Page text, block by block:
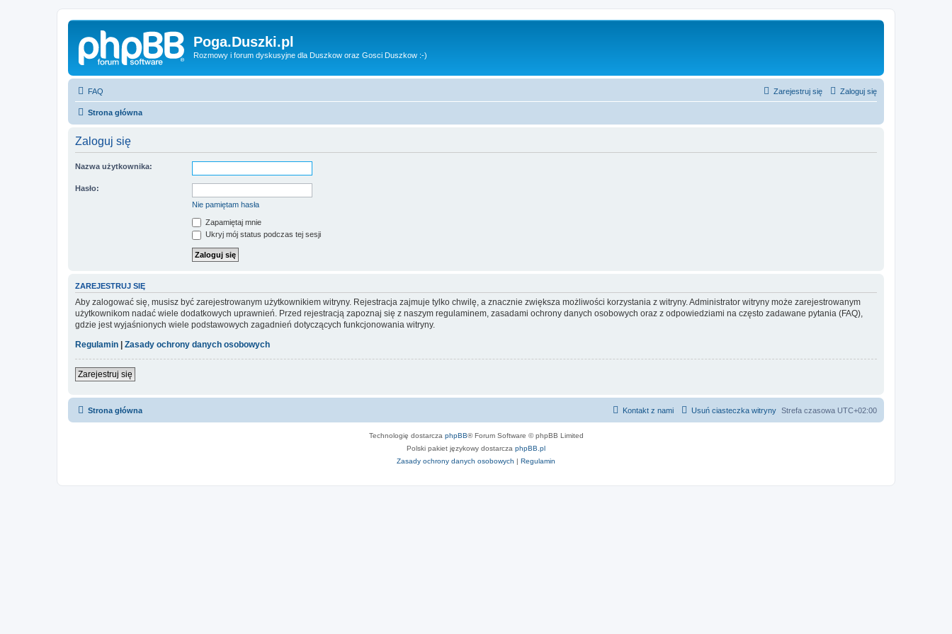
Poga.Duszki.pl
Rozmowy i forum dyskusyjne dla Duszkow oraz Gosci Duszkow :-)
FAQ Zaloguj się
Zarejestruj się
Strona główna
Zaloguj się
Nazwa użytkownika:
Hasło:
Nie pamiętam hasła
Zapamiętaj mnie
Ukryj mój status podczas tej sesji
ZAREJESTRUJ SIĘ
Aby zalogować się, musisz być zarejestrowanym użytkownikiem witryny. Rejestracja zajmuje tylko chwilę, a znacznie zwiększa możliwości korzystania z witryny. Administrator witryny może zarejestrowanym
użytkownikom nadać wiele dodatkowych uprawnień. Przed rejestracją zapoznaj się z naszym regulaminem, zasadami ochrony danych osobowych oraz z odpowiedziami na często zadawane pytania (FAQ),
gdzie jest wyjaśnionych wiele podstawowych zagadnień dotyczących funkcjonowania witryny.
Regulamin
Zasady ochrony danych osobowych
Zarejestruj się
Strona główna Strefa czasowa UTC+02:00
Usuń ciasteczka witryny
Kontakt z nami
Technologię dostarcza phpBB® Forum Software © phpBB Limited
Polski pakiet językowy dostarcza phpBB.pl
Zasady ochrony danych osobowych | Regulamin